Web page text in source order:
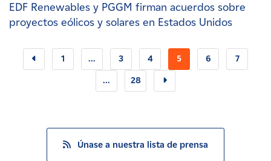
EDF Renewables y PGGM firman acuerdos sobre
proyectos eólicos y solares en Estados Unidos
1 ... 3 4 5 6 7
... 28
Únase a nuestra lista de prensa